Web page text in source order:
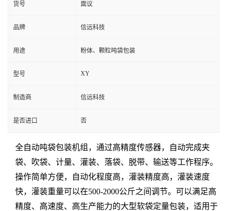
货号 面议
品牌 信远科技
用途 粉体、颗粒吨袋包装
型号 XY
制造商 信远科技
是否进口 否
全自动吨袋包装机组，通过高精度传感器，自动完成夹
袋、吹袋、计量、灌装、落袋、脱带、输送等工作程序。
操作简单方便，自动化程度高，灌装精度高，灌装速度
快，灌装重量可以在500-2000公斤之间调节。 可以满足高
精度、高速度、高生产能力的大型软袋定量包装，适用于